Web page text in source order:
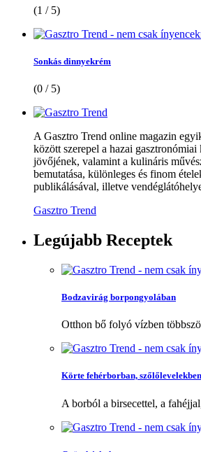
(1 / 5)
Sonkás dinnyekrém
(0 / 5)
A Gasztro Trend online magazin
között szerepel a hazai
jövőjének, valamint a kulináris
bemutatása, különleges és finom
publikálásával, illetve
Gasztro Trend
Legújabb Receptek
Bodzavirág borpongyolában
Otthon bő folyó vízben
Körte fehérborban, szőlőlevelekben
A borból a birsecettel, a